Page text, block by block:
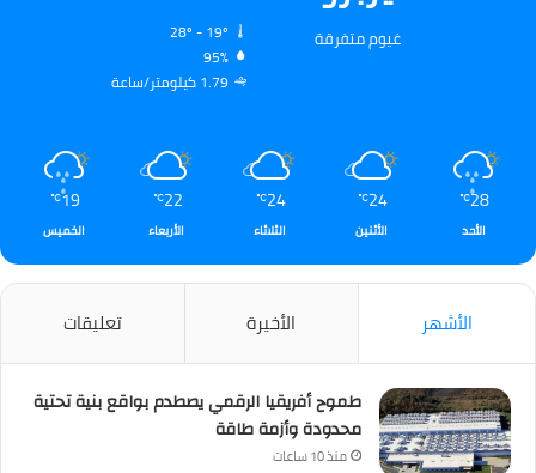
غيوم متفرقة
95%
1.79 كيلومتر/ساعة
28
℃
الأحد
24
℃
الأثنين
24
℃
الثلاثاء
22
℃
الأربعاء
19
℃
الخميس
الأشهر الأخيرة تعليقات
طموح أفريقيا الرقمي يصطدم بواقع بنية تحتية
محدودة وأزمة طاقة
منذ 10 ساعات